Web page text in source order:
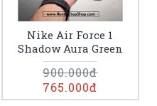
Nike Air Force 1
Shadow Aura Green
765.000đ
900.000đ